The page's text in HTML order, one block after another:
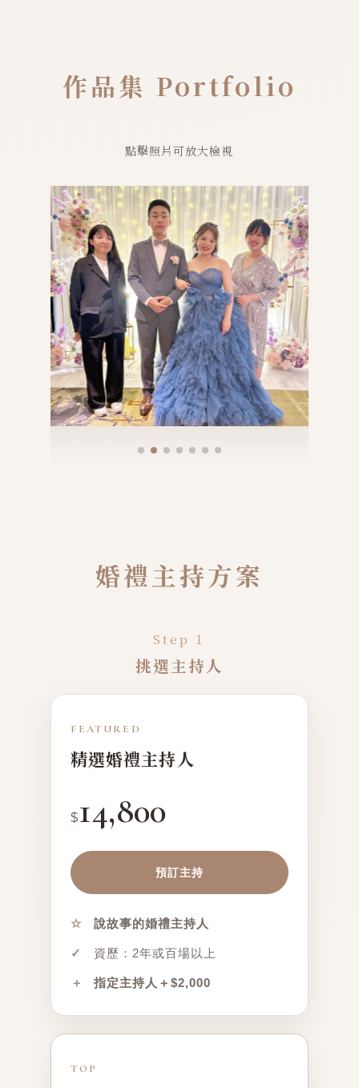
作品集 Portfolio
點擊照片可放大檢視
婚禮主持方案
Step 1
挑選主持人
FEATURED
精選婚禮主持人
$14,800
預訂主持
☆ 說故事的婚禮主持人
✓ 資歷：2年或百場以上
＋ 指定主持人＋$2,000
TOP